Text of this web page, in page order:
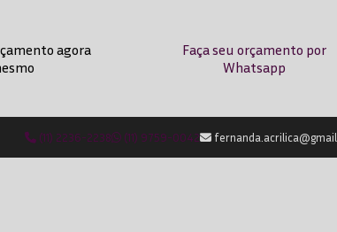
agora
Faça seu orçamento por
Whatsapp
(11) 2236-2238 (11) 9759-0042